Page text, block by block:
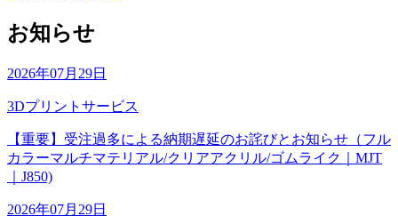
お知らせ
2026年07月29日
3Dプリントサービス
【重要】受注過多による納期遅延のお詫びとお知らせ（フル
カラーマルチマテリアル/クリアアクリル/ゴムライク｜MJT
｜J850)
2026年07月29日